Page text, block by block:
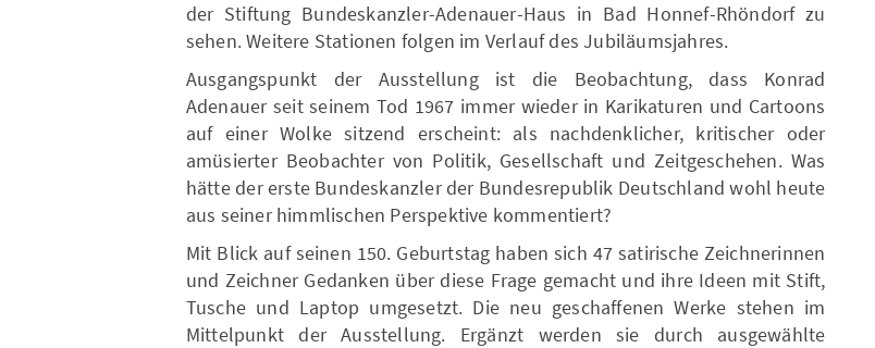
der Stiftung Bundeskanzler-Adenauer-Haus in Bad Honnef-Rhöndorf zu
sehen. Weitere Stationen folgen im Verlauf des Jubiläumsjahres.
Ausgangspunkt der Ausstellung ist die Beobachtung, dass Konrad
Adenauer seit seinem Tod 1967 immer wieder in Karikaturen und Cartoons
auf einer Wolke sitzend erscheint: als nachdenklicher, kritischer oder
amüsierter Beobachter von Politik, Gesellschaft und Zeitgeschehen. Was
hätte der erste Bundeskanzler der Bundesrepublik Deutschland wohl heute
aus seiner himmlischen Perspektive kommentiert?
Mit Blick auf seinen 150. Geburtstag haben sich 47 satirische Zeichnerinnen
und Zeichner Gedanken über diese Frage gemacht und ihre Ideen mit Stift,
Tusche und Laptop umgesetzt. Die neu geschaffenen Werke stehen im
Mittelpunkt der Ausstellung. Ergänzt werden sie durch ausgewählte